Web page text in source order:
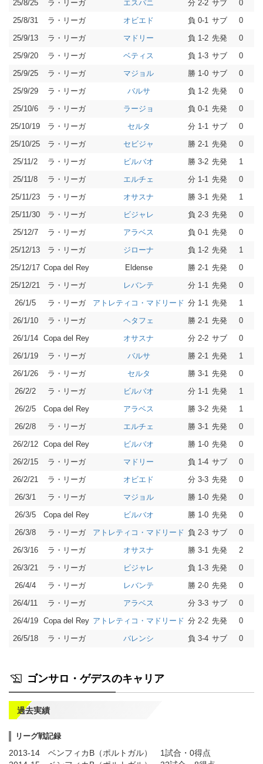
25/8/25
ラ・リーガ エスパニ 分 2-2 サブ
0
25/8/31
ラ・リーガ オビエド 負 0-1 サブ
0
25/9/13
ラ・リーガ マドリー 負 1-2 先発
0
25/9/20
ラ・リーガ ベティス 負 1-3 サブ
0
25/9/25
ラ・リーガ マジョル 勝 1-0 サブ
0
25/9/29
ラ・リーガ バルサ 負 1-2 先発
0
25/10/6
ラ・リーガ ラージョ 負 0-1 先発
0
25/10/19
ラ・リーガ セルタ 分 1-1 サブ
0
25/10/25
ラ・リーガ セビジャ 勝 2-1 先発
0
25/11/2
ラ・リーガ ビルバオ 勝 3-2 先発
1
25/11/8
ラ・リーガ エルチェ 分 1-1 先発
0
25/11/23
ラ・リーガ オサスナ 勝 3-1 先発
1
25/11/30
ラ・リーガ ビジャレ 負 2-3 先発
0
25/12/7
ラ・リーガ アラベス 負 0-1 先発
0
25/12/13
ラ・リーガ ジローナ 負 1-2 先発
1
25/12/17 Copa del Rey Eldense 勝 2-1 先発
0
25/12/21
ラ・リーガ レバンテ 分 1-1 先発
0
26/1/5
ラ・リーガ アトレティコ・マドリード 分 1-1 先発
1
26/1/10
ラ・リーガ ヘタフェ 勝 2-1 先発
0
26/1/14
Copa del Rey オサスナ 分 2-2 サブ
0
26/1/19
ラ・リーガ バルサ 勝 2-1 先発
1
26/1/26
ラ・リーガ セルタ 勝 3-1 先発
0
26/2/2
ラ・リーガ ビルバオ 分 1-1 先発
1
26/2/5
Copa del Rey アラベス 勝 3-2 先発
1
26/2/8
ラ・リーガ エルチェ 勝 3-1 先発
0
26/2/12
Copa del Rey ビルバオ 勝 1-0 先発
0
26/2/15
ラ・リーガ マドリー 負 1-4 サブ
0
26/2/21
ラ・リーガ オビエド 分 3-3 先発
0
26/3/1
ラ・リーガ マジョル 勝 1-0 先発
0
26/3/5
Copa del Rey ビルバオ 勝 1-0 先発
0
26/3/8
ラ・リーガ アトレティコ・マドリード 負 2-3 サブ
0
26/3/16
ラ・リーガ オサスナ 勝 3-1 先発
2
26/3/21
ラ・リーガ ビジャレ 負 1-3 先発
0
26/4/4
ラ・リーガ レバンテ 勝 2-0 先発
0
26/4/11
ラ・リーガ アラベス 分 3-3 サブ
0
26/4/19
Copa del Rey アトレティコ・マドリード 分 2-2 先発
0
26/5/18
ラ・リーガ バレンシ 負 3-4 サブ 0
ゴンサロ・ゲデスのキャリア
過去実績
リーグ戦記録
2013-14 ベンフィカB（ポルトガル） 1試合・0得点